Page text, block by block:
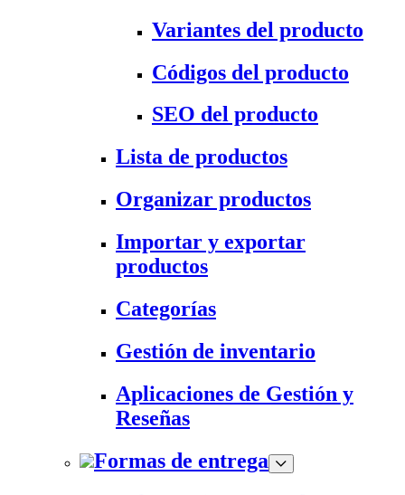
Variantes del producto
Códigos del producto
SEO del producto
Lista de productos
Organizar productos
Importar y exportar
productos
Categorías
Gestión de inventario
Aplicaciones de Gestión y
Reseñas
Formas de entrega